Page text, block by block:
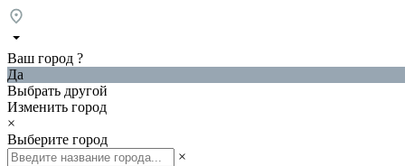
Ваш город ?
Да
Выбрать другой
Изменить город
×
Выберите город
×